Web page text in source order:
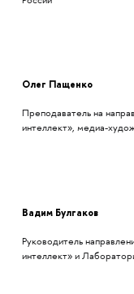
Олег Пащенко
Преподаватель на
интеллект», медиа-
Вадим Булгаков
Руководитель
интеллект» и